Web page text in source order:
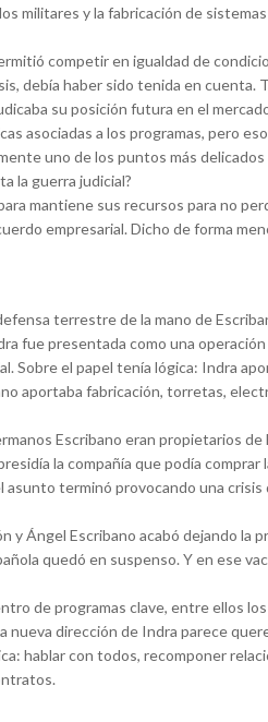
militares y la fabricación de sistemas
competir en igualdad de
debía haber sido tenida en cuenta.
su posición futura en el
asociadas a los programas, pero
uno de los puntos más delicados
la guerra judicial?
mantiene sus recursos para no
empresarial. Dicho de forma
terrestre de la mano de
fue presentada como una operación
Sobre el papel tenía lógica: Indra
aportaba fabricación, torretas,
Escribano eran propietarios de
la compañía que podía comprar
terminó provocando una crisis
y Ángel Escribano acabó dejando la
quedó en suspenso. Y en ese
de programas clave, entre ellos
nueva dirección de Indra parece
hablar con todos, recomponer